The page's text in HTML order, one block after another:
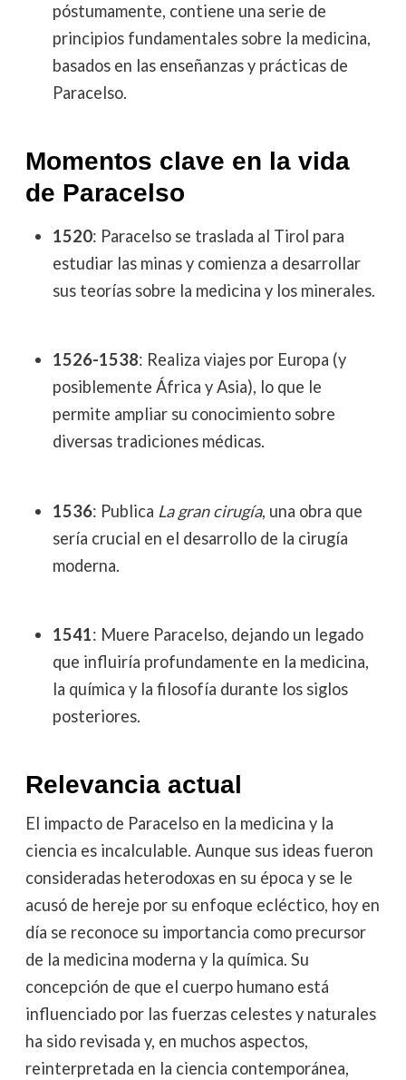
póstumamente, contiene una serie de
principios fundamentales sobre la medicina,
basados en las enseñanzas y prácticas de
Paracelso.
Momentos clave en la vida
de Paracelso
1520: Paracelso se traslada al Tirol para
estudiar las minas y comienza a desarrollar
sus teorías sobre la medicina y los minerales.
1526-1538: Realiza viajes por Europa (y
posiblemente África y Asia), lo que le
permite ampliar su conocimiento sobre
diversas tradiciones médicas.
1536: Publica La gran cirugía, una obra que
sería crucial en el desarrollo de la cirugía
moderna.
1541: Muere Paracelso, dejando un legado
que influiría profundamente en la medicina,
la química y la filosofía durante los siglos
posteriores.
Relevancia actual
El impacto de Paracelso en la medicina y la
ciencia es incalculable. Aunque sus ideas fueron
consideradas heterodoxas en su época y se le
acusó de hereje por su enfoque ecléctico, hoy en
día se reconoce su importancia como precursor
de la medicina moderna y la química. Su
concepción de que el cuerpo humano está
influenciado por las fuerzas celestes y naturales
ha sido revisada y, en muchos aspectos,
reinterpretada en la ciencia contemporánea,